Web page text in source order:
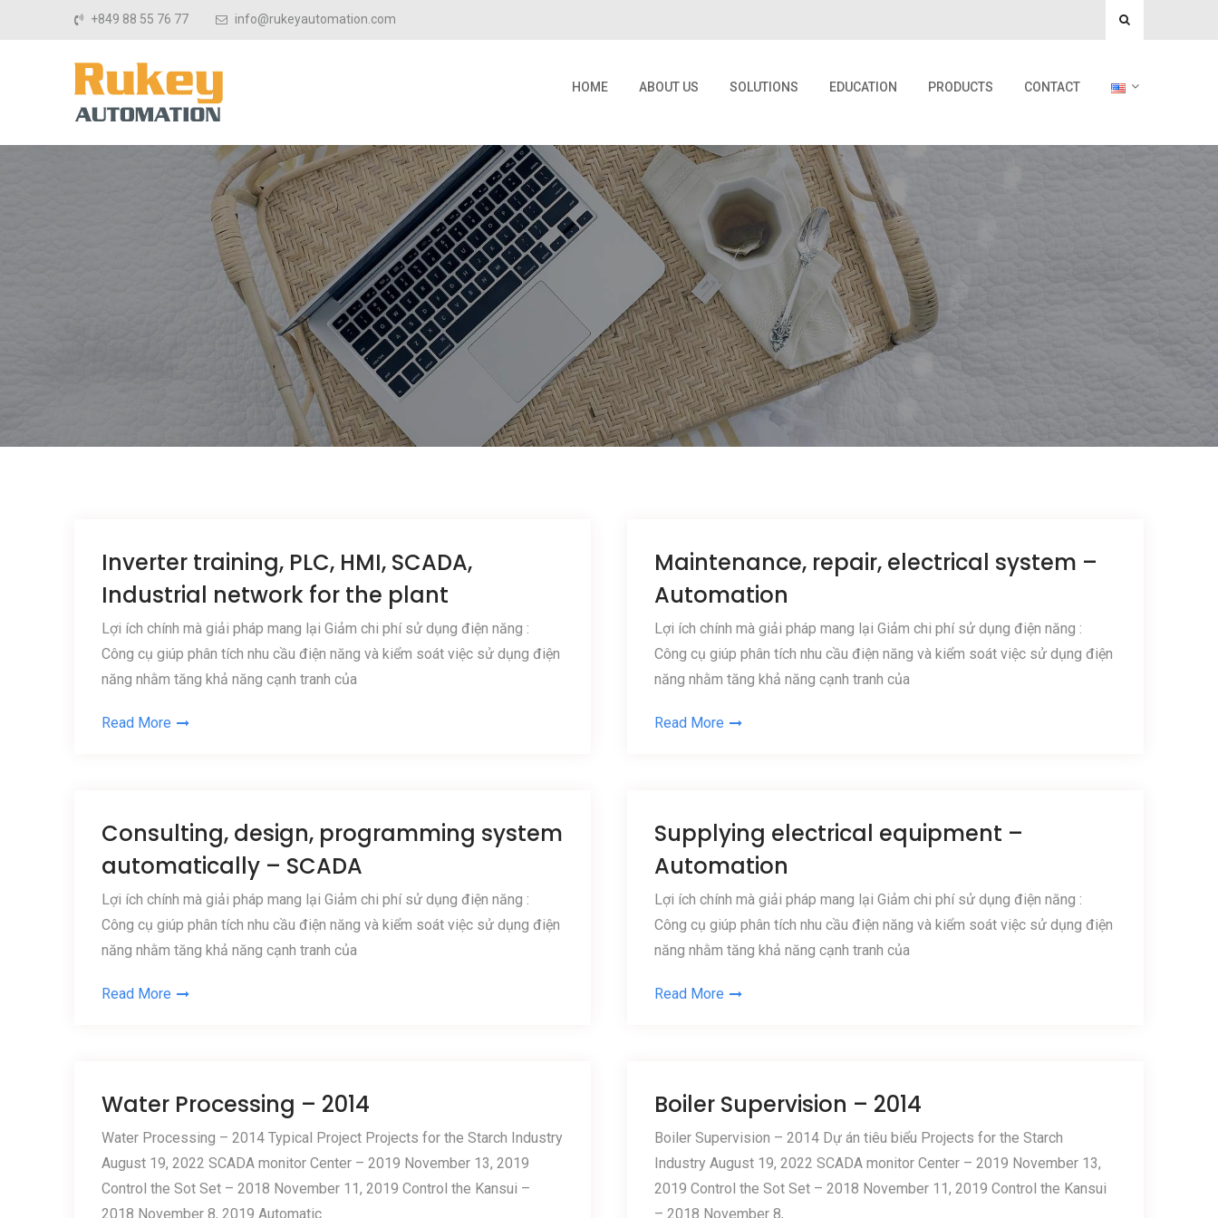
Skip to content+849 88 55 76 77 info@rukeyautomation.com
HOME ABOUT US SOLUTIONS EDUCATION PRODUCTS CONTACT
Inverter training, PLC, HMI, SCADA,
Industrial network for the plant
Lợi ích chính mà giải pháp mang lại Giảm chi phí sử dụng điện năng :
Công cụ giúp phân tích nhu cầu điện năng và kiểm soát việc sử dụng điện
năng nhằm tăng khả năng cạnh tranh của
Read More
Maintenance, repair, electrical system –
Automation
Lợi ích chính mà giải pháp mang lại Giảm chi phí sử dụng điện năng :
Công cụ giúp phân tích nhu cầu điện năng và kiểm soát việc sử dụng điện
năng nhằm tăng khả năng cạnh tranh của
Read More
Consulting, design, programming system
automatically – SCADA
Lợi ích chính mà giải pháp mang lại Giảm chi phí sử dụng điện năng :
Công cụ giúp phân tích nhu cầu điện năng và kiểm soát việc sử dụng điện
năng nhằm tăng khả năng cạnh tranh của
Read More
Supplying electrical equipment –
Automation
Lợi ích chính mà giải pháp mang lại Giảm chi phí sử dụng điện năng :
Công cụ giúp phân tích nhu cầu điện năng và kiểm soát việc sử dụng điện
năng nhằm tăng khả năng cạnh tranh của
Read More
Water Processing – 2014
Water Processing – 2014 Typical Project Projects for the Starch Industry
August 19, 2022 SCADA monitor Center – 2019 November 13, 2019
Control the Sot Set – 2018 November 11, 2019 Control the Kansui –
2018 November 8, 2019 Automatic
Boiler Supervision – 2014
Boiler Supervision – 2014 Dự án tiêu biểu Projects for the Starch
Industry August 19, 2022 SCADA monitor Center – 2019 November 13,
2019 Control the Sot Set – 2018 November 11, 2019 Control the Kansui
– 2018 November 8,